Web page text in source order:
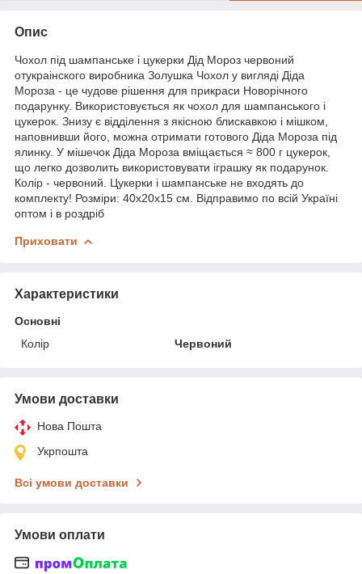
Опис
Чохол під шампанське і цукерки Дід Мороз червоний
отукраінского виробника Золушка Чохол у вигляді Діда
Мороза - це чудове рішення для прикраси Новорічного
подарунку. Використовується як чохол для шампанського і
цукерок. Знизу є відділення з якісною блискавкою і мішком,
наповнивши його, можна отримати готового Діда Мороза під
ялинку. У мішечок Діда Мороза вміщається ≈ 800 г цукерок,
що легко дозволить використовувати іграшку як подарунок.
Колір - червоний. Цукерки і шампанське не входять до
комплекту! Розміри: 40х20х15 см. Відправимо по всій Україні
оптом і в роздріб
Приховати
Характеристики
Основні
Колір
Червоний
Умови доставки
Нова Пошта
Укрпошта
Всі умови доставки
Умови оплати